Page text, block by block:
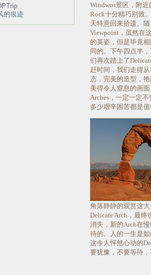
的痕迹
Windwos景区，附近
Rock十分精巧别致
天特意回来拾遗。
Viewpoint，虽然在
的英姿，但是毕竟
同的。下午四点半
们再次踏上了
赶时间，我们走得
态，完美的造型，
美得令人窒息的画
Arches，一定一定
多少艰辛困苦都是
角落静静的观赏这
Delicate Arch，最
消失，新的Arch在
待的。人的一生是
这令人怦然心动的
要犹豫，不要等待